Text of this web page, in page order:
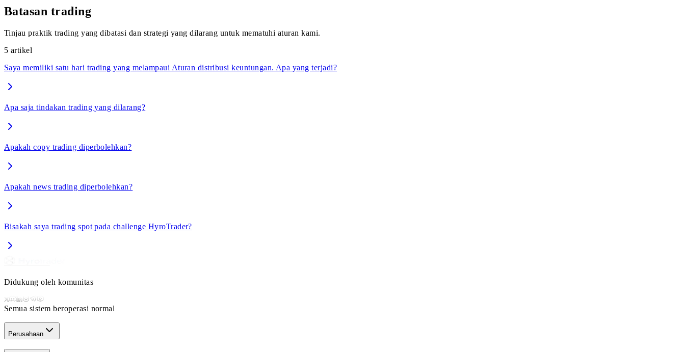
Batasan trading
Tinjau praktik trading yang dibatasi dan strategi yang dilarang untuk mematuhi aturan kami.
5 artikel
Saya memiliki satu hari trading yang melampaui Aturan distribusi keuntungan. Apa yang terjadi?
Apa saja tindakan trading yang dilarang?
Apakah copy trading diperbolehkan?
Apakah news trading diperbolehkan?
Bisakah saya trading spot pada challenge HyroTrader?
Didukung oleh komunitas
Semua sistem beroperasi normal
Perusahaan